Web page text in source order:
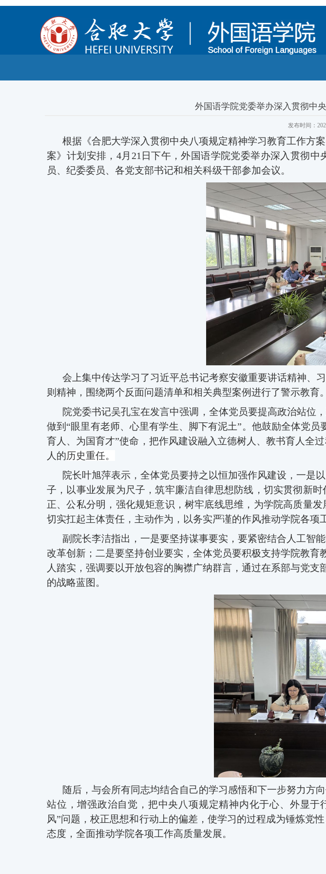
外国语学院党委举办深入贯彻中
发布时间：
根据《合肥大学深入贯彻中央八项规定精神学习教育工作方
案》计划安排， 4月21日下午，外国语学院党委举办深入贯彻中
员、纪委委员、各党支部书记和相关科级干部参加会议。
会上集中传达学习了习近平总书记考察安徽重要讲话精神、
则精神 ， 围绕两个反面问题清单和相关典型案例进行了警示教育
院党委书记吴孔宝在发言中强调，全体党员要提高政治站位，
做到 “眼里有老师、心里有学生、脚下有泥土”。他鼓励全体党
育人、为国育才”使命，把作风建设融入立德树人、教书育人全
人的历史重任。
院长叶旭萍表示，全体党员要持之以恒加强作风建设， 一是
子，以事业发展为尺子，筑牢廉洁自律思想防线，切实贯彻新时
正、公私分明，强化规矩意识，树牢底线思维，为学院高质量
切实扛起主体责任，主动作为，以务实严谨的作风推动学院各项
副院长李洁指出 ， 一是要坚持谋事要实 ，要紧密结合人工智
改革创新；二是要坚持创业要实 ，全体党员要积极支持学院教育
人踏实，强调要以开放包容的胸襟广纳群言，通过在系部与党
的战略蓝图。
随后，与会所有同志均结合自己的学习感悟和下一步努力方向
站位，增强政治自觉，把中央八项规定精神内化于心、外显于
风”问题，校正思想和行动上的偏差，使学习的过程成为锤炼党
态度，全面推动学院各项工作高质量发展。